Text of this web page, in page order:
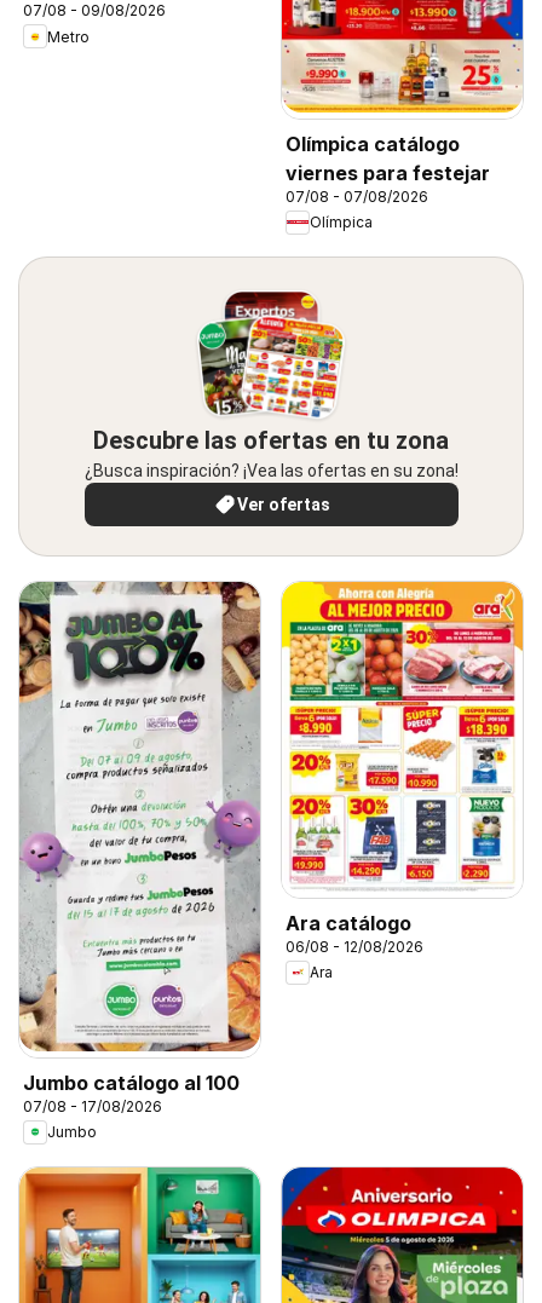
07/08 - 09/08/2026
Metro
Olímpica catálogo
viernes para festejar
07/08 - 07/08/2026
Olímpica
Descubre las ofertas en tu zona
¿Busca inspiración? ¡Vea las ofertas en su zona!
Ver ofertas
Jumbo catálogo al 100
07/08 - 17/08/2026
Jumbo
Ara catálogo
06/08 - 12/08/2026
Ara